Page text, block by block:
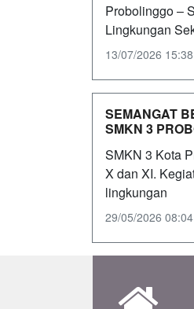
Probolinggo –
Lingkungan
13/07/2026
SEMANGAT
SMKN 3
SMKN 3 Kota
X dan XI.
lingkungan
29/05/2026